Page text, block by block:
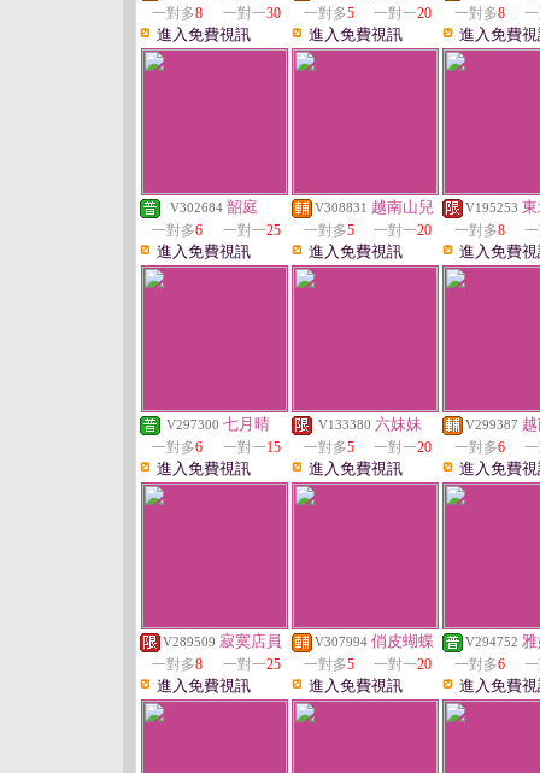
一對多8 一對一30
進入免費視訊
一對多5 一對一20
進入免費視訊
一對多8
進入免費
V302684 韶庭
一對多6 一對一25
進入免費視訊
V308831 越南山兒
一對多5 一對一20
進入免費視訊
V195253
一對多8
進入免費
V297300 七月晴
一對多6 一對一15
進入免費視訊
V133380 六妹妹
一對多5 一對一20
進入免費視訊
V299387
一對多6
進入免費
V289509 寂寞店員
一對多8 一對一25
進入免費視訊
V307994 俏皮蝴蝶
一對多5 一對一20
進入免費視訊
V294752
一對多6
進入免費